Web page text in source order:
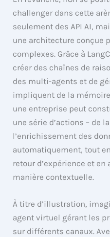
challenger dans cette
seulement des API AI,
une architecture conçue
complexes. Grâce à
créer des chaînes de
des multi-agents et de
impliquent de la
une entreprise peut
une série d’actions – de
l’enrichissement des
automatiquement, tout
retour d’expérience et
manière contextuelle.
À titre d’illustration,
agent virtuel gérant les
sur différents canaux.